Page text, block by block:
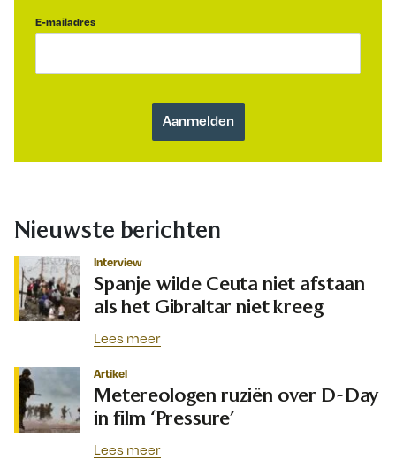
E-mailadres
Nieuwste berichten
Interview
Spanje wilde Ceuta niet afstaan
als het Gibraltar niet kreeg
Lees meer
Artikel
Metereologen ruziën over D-Day
in film ‘Pressure’
Lees meer